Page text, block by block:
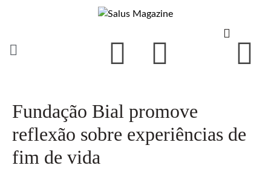
Fundação Bial promove
reflexão sobre experiências de
fim de vida